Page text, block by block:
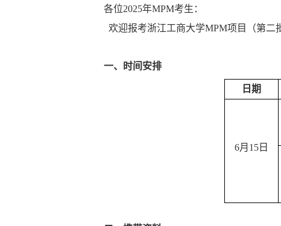
各位2025年MPM考生：
欢迎报考浙江工商大学MPM项目（第二
一、时间安排
日期
6月15日